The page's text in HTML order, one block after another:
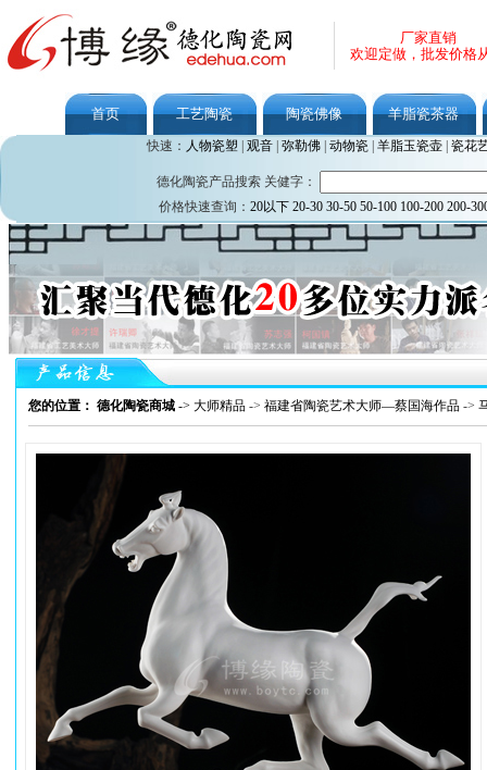
厂家直销
欢迎定做，批发价格
首页 工艺陶瓷 陶瓷佛像 羊脂瓷茶器
快速： 人物瓷塑 观音| 弥勒佛| 动物瓷| 羊脂玉瓷壶| 瓷花
德化陶瓷产品搜索 关健字：
价格快速查询： 20以下 20-30 30-50 50-100 100-200 200-
您的位置： 德化陶瓷商城 -> 大师精品 -> 福建省陶瓷艺术大师—蔡国海作品 ->